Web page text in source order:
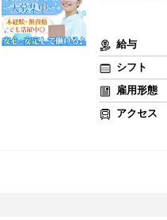
給与
シフト
雇用形態
アクセス